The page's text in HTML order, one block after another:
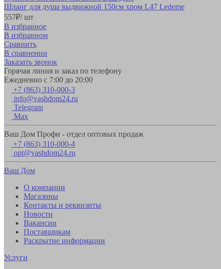
Шланг для душа выдвижной 150см хром L47 Ledeme
557₽/ шт
В избранное
В избранном
Сравнить
В сравнении
Заказать звонок
Горячая линия и заказ по телефону
Ежедневно с 7:00 до 20:00
+7 (863) 310-000-3
info@vashdom24.ru
Telegram
Max
Ваш Дом Профи - отдел оптовых продаж
+7 (863) 310-000-4
opt@vashdom24.ru
Ваш Дом
О компании
Магазины
Контакты и реквизиты
Новости
Вакансии
Поставщикам
Раскрытие информации
Услуги